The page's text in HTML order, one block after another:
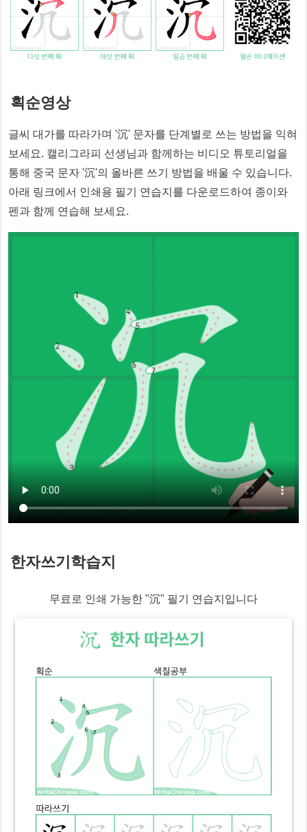
획순영상
글씨 대가를 따라가며 '沉' 문자를 단계별로 쓰는 방법을 익혀
보세요. 캘리그라피 선생님과 함께하는 비디오 튜토리얼을
통해 중국 문자 '沉'의 올바른 쓰기 방법을 배울 수 있습니다.
아래 링크에서 인쇄용 필기 연습지를 다운로드하여 종이와
펜과 함께 연습해 보세요.
한자쓰기학습지
무료로 인쇄 가능한 "沉" 필기 연습지입니다